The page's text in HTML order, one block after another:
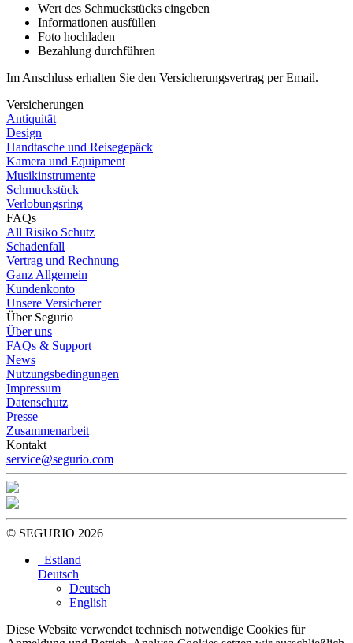
Wert des Schmuckstücks eingeben
Informationen ausfüllen
Foto hochladen
Bezahlung durchführen
Im Anschluss erhalten Sie den Versicherungsvertrag per Email.
Versicherungen
Antiquität
Design
Handtasche und Reisegepäck
Kamera und Equipment
Musikinstrumente
Schmuckstück
Verlobungsring
FAQs
All Risiko Schutz
Schadenfall
Vertrag und Rechnung
Ganz Allgemein
Kundenkonto
Unsere Versicherer
Über Segurio
Über uns
FAQs & Support
News
Nutzungsbedingungen
Impressum
Datenschutz
Presse
Zusammenarbeit
Kontakt
service@segurio.com
© SEGURIO 2026
Estland
Deutsch
Deutsch
English
Diese Website verwendet technisch notwendige Cookies für